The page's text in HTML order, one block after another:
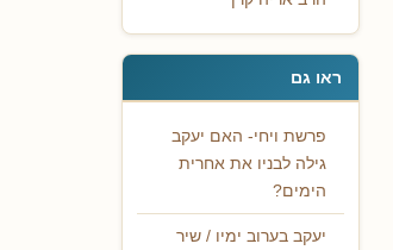
ראו גם
פרשת ויחי- האם יעקב
גילה לבניו את אחרית
הימים?
יעקב בערוב ימיו / שיר